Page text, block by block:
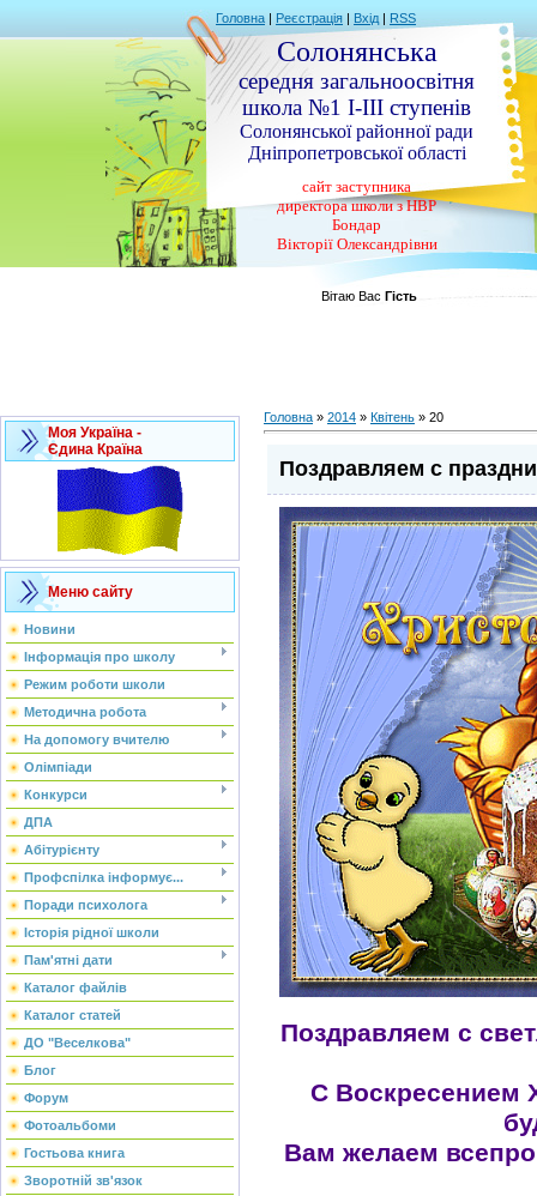
Головна | Реєстрація | Вхід | RSS
Солонянська
середня загальноосвітня
школа №1 І-ІІІ ступенів
Солонянської районної ради
Дніпропетровської області
сайт заступника
директора школи з НВР
Бондар
Вікторії Олександрівни
Вітаю Вас Гість
Моя Україна -
Єдина Країна
Меню сайту
Новини
Інформація про школу
Режим роботи школи
Методична робота
На допомогу вчителю
Олімпіади
Конкурси
ДПА
Абітурієнту
Профспілка інформує...
Поради психолога
Історія рідної школи
Пам'ятні дати
Каталог файлів
Каталог статей
ДО "Веселкова"
Блог
Форум
Фотоальбоми
Гостьова книга
Зворотній зв'язок
Головна » 2014 » Квітень » 20
Поздравляем с
Поздравляем с
С Воскресением
Вам желаем